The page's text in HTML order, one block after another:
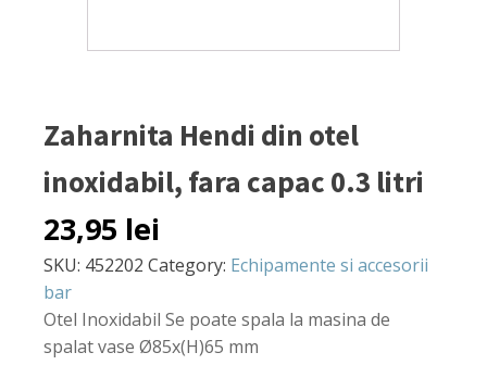
Zaharnita Hendi din otel
inoxidabil, fara capac 0.3 litri
23,95 lei
SKU: 452202 Category: Echipamente si accesorii
bar
Otel Inoxidabil Se poate spala la masina de
spalat vase Ø85x(H)65 mm